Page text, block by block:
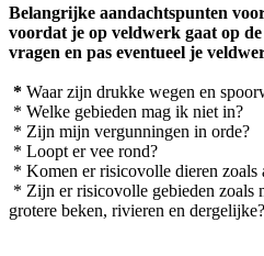
Belangrijke aandachtspunten
voordat je op veldwerk gaat op
vragen en pas eventueel je
* Waar zijn drukke wegen en
* Welke gebieden mag ik niet in?
* Zijn mijn vergunningen in orde?
* Loopt er vee rond?
* Komen er risicovolle dieren zoals
* Zijn er risicovolle gebieden zoals
grotere beken, rivieren en